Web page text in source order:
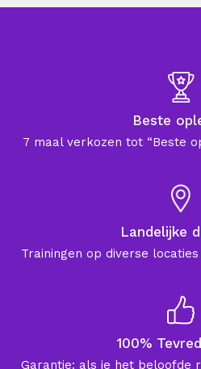
Beste
7 maal verkozen tot “Beste
Landelijke
Trainingen op diverse
100%
Garantie: als je het beloofde